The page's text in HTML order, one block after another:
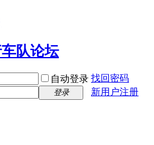
自动登录 找回密码
登录
新用户注册